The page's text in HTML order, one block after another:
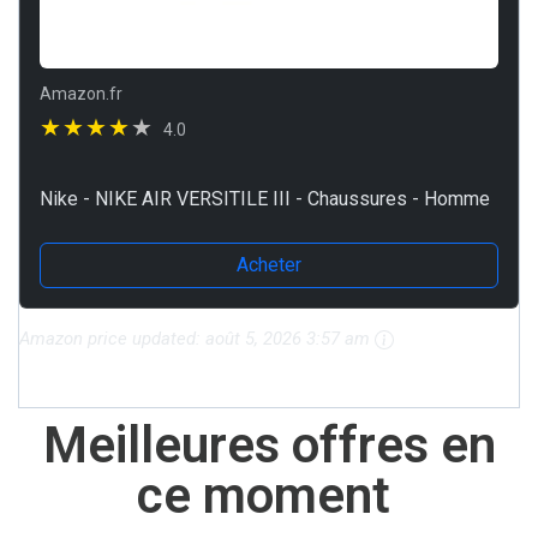
Amazon.fr
4.0
Nike - NIKE AIR VERSITILE III - Chaussures - Homme
Acheter
Amazon price updated: août 5, 2026 3:57 am
Meilleures offres en
ce moment